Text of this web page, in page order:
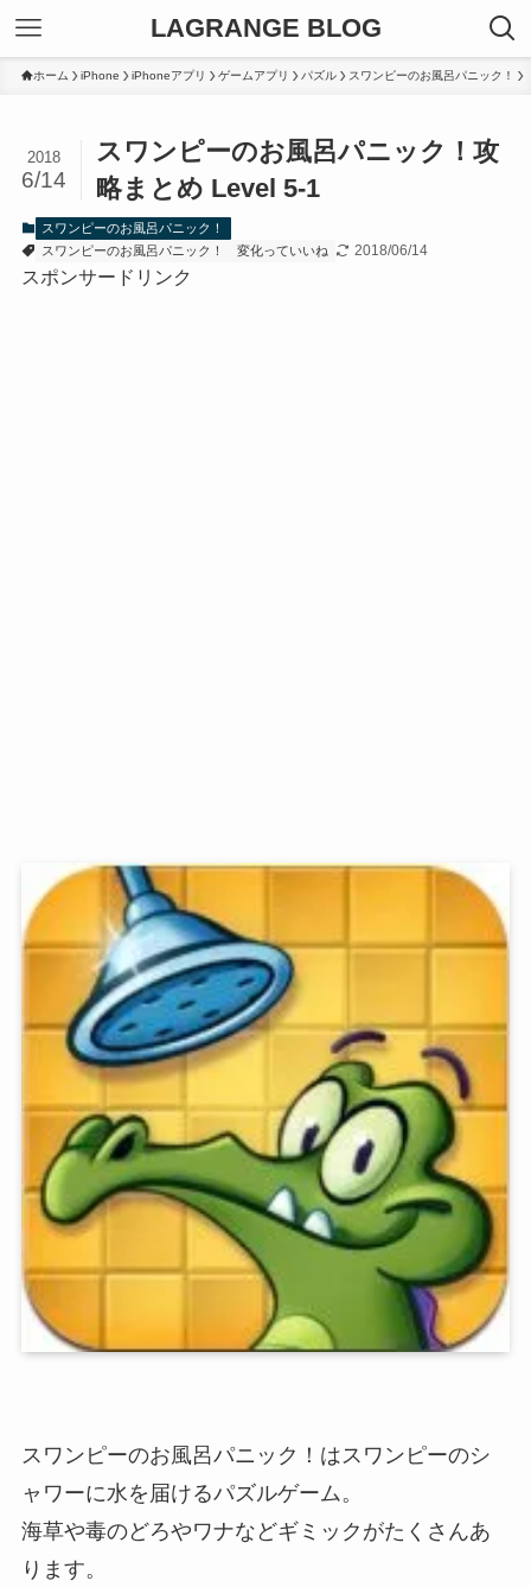
LAGRANGE BLOG
ホーム iPhone iPhoneアプリ ゲームアプリ パズル スワンピーのお風呂パニック！
スワンピーのお風呂パニック！攻
略まとめ Level 5-1
2018
6/14
スワンピーのお風呂パニック！
スワンピーのお風呂パニック！
変化っていいね 2018/06/14
スポンサードリンク
スワンピーのお風呂パニック！はスワンピーのシ
ャワーに水を届けるパズルゲーム。
海草や毒のどろやワナなどギミックがたくさんあ
ります。